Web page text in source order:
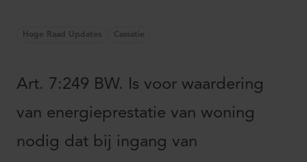
Hoge Raad Updates Cassatie
Art. 7:249 BW. Is voor waardering
van energieprestatie van woning
nodig dat bij ingang van